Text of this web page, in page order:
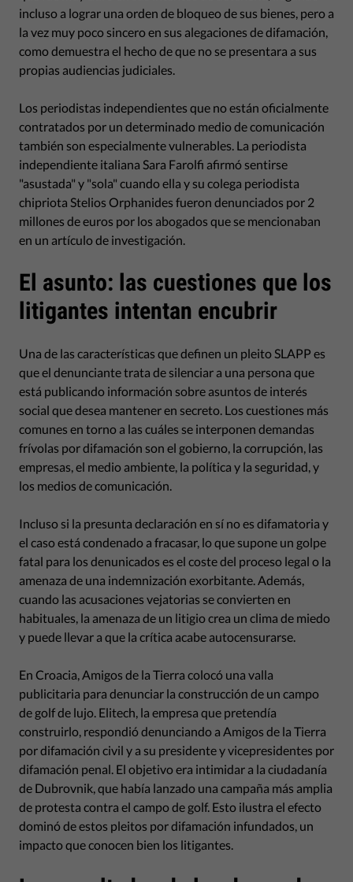
incluso a lograr una orden de bloqueo de sus bienes, pero a
la vez muy poco sincero en sus alegaciones de difamación,
como demuestra el hecho de que no se presentara a sus
propias audiencias judiciales.
Los periodistas independientes que no están oficialmente
contratados por un determinado medio de comunicación
también son especialmente vulnerables. La periodista
independiente italiana Sara Farolfi afirmó sentirse
"asustada" y "sola" cuando ella y su colega periodista
chipriota Stelios Orphanides fueron denunciados por 2
millones de euros por los abogados que se mencionaban
en un artículo de investigación.
El asunto: las cuestiones que los
litigantes intentan encubrir
Una de las características que definen un pleito SLAPP es
que el denunciante trata de silenciar a una persona que
está publicando información sobre asuntos de interés
social que desea mantener en secreto. Los cuestiones más
comunes en torno a las cuáles se interponen demandas
frívolas por difamación son el gobierno, la corrupción, las
empresas, el medio ambiente, la política y la seguridad, y
los medios de comunicación.
Incluso si la presunta declaración en sí no es difamatoria y
el caso está condenado a fracasar, lo que supone un golpe
fatal para los denunicados es el coste del proceso legal o la
amenaza de una indemnización exorbitante. Además,
cuando las acusaciones vejatorias se convierten en
habituales, la amenaza de un litigio crea un clima de miedo
y puede llevar a que la crítica acabe autocensurarse.
En Croacia, Amigos de la Tierra colocó una valla
publicitaria para denunciar la construcción de un campo
de golf de lujo. Elitech, la empresa que pretendía
construirlo, respondió denunciando a Amigos de la Tierra
por difamación civil y a su presidente y vicepresidentes por
difamación penal. El objetivo era intimidar a la ciudadanía
de Dubrovnik, que había lanzado una campaña más amplia
de protesta contra el campo de golf. Esto ilustra el efecto
dominó de estos pleitos por difamación infundados, un
impacto que conocen bien los litigantes.